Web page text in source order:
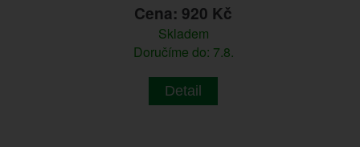
Cena: 920 Kč
Skladem
Doručíme do: 7.8.
Detail